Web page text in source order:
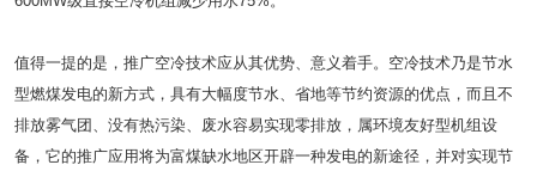
值得一提的是，推广空冷技术应从其优势、意义着手。空冷技术乃是节水
型燃煤发电的新方式，具有大幅度节水、省地等节约资源的优点，而且不
排放雾气团、没有热污染、废水容易实现零排放，属环境友好型机组设
备，它的推广应用将为富煤缺水地区开辟一种发电的新途径，并对实现节